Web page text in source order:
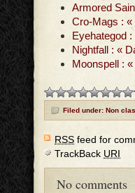
Armored
Cro-Mags : «
Eyehategod
Nightfall : «
Moonspell :
Filed under: Non
RSS feed for
TrackBack URI
No comments